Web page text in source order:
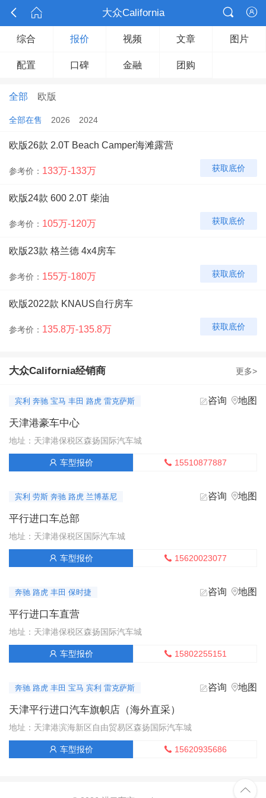
  大众California 

综合 报价 视频 文章 图片
配置 口碑 金融 团购
全部 欧版
全部在售 2026 2024
欧版26款 2.0T Beach Camper海滩露营
参考价： 133万-133万 获取底价
欧版24款 600 2.0T 柴油
参考价： 105万-120万 获取底价
欧版23款 格兰德 4x4房车
参考价： 155万-180万 获取底价
欧版2022款 KNAUS自行房车
参考价： 135.8万-135.8万 获取底价
大众California经销商 更多>
宾利 奔驰 宝马 丰田 路虎 雷克萨斯 咨询 地图
天津港豪车中心
地址：天津港保税区森扬国际汽车城
 车型报价  15510877887
宾利 劳斯 奔驰 路虎 兰博基尼 咨询 地图
平行进口车总部
地址：天津港保税区国际汽车城
 车型报价  15620023077
奔驰 路虎 丰田 保时捷 咨询 地图
平行进口车直营
地址：天津港保税区森扬国际汽车城
 车型报价  15802255151
奔驰 路虎 丰田 宝马 宾利 雷克萨斯 咨询 地图
天津平行进口汽车旗帜店（海外直采）
地址：天津港滨海新区自由贸易区森扬国际汽车城
 车型报价  15620935686
